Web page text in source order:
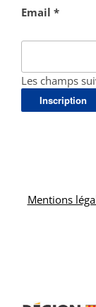
Email *
Les champs
Mentions